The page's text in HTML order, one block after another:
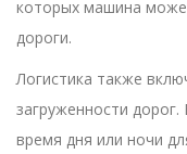
которых машина
дороги.
Логистика также
загруженности
время дня или ночи